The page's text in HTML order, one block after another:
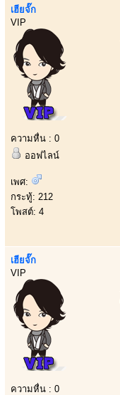
เฮียจั๊ก
VIP
ความหื่น : 0
ออฟไลน์
เพศ:
กระทู้: 212
โพสต์: 4
เฮียจั๊ก
VIP
ความหื่น : 0